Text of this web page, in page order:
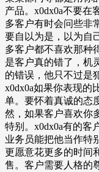
产品。x0dx0a不要在
多客户有时会问些非
要自以为是，以为自
多客户都不喜欢那种
是客户真的错了，机
的错误，他只不过是
x0dx0a如果你表现的
单。要怀着真诚的态
然，如果客户喜欢你
特别。x0dx0a有的客
业务员能把他当作特
更愿意花更多的时间
售。客户需要人格的